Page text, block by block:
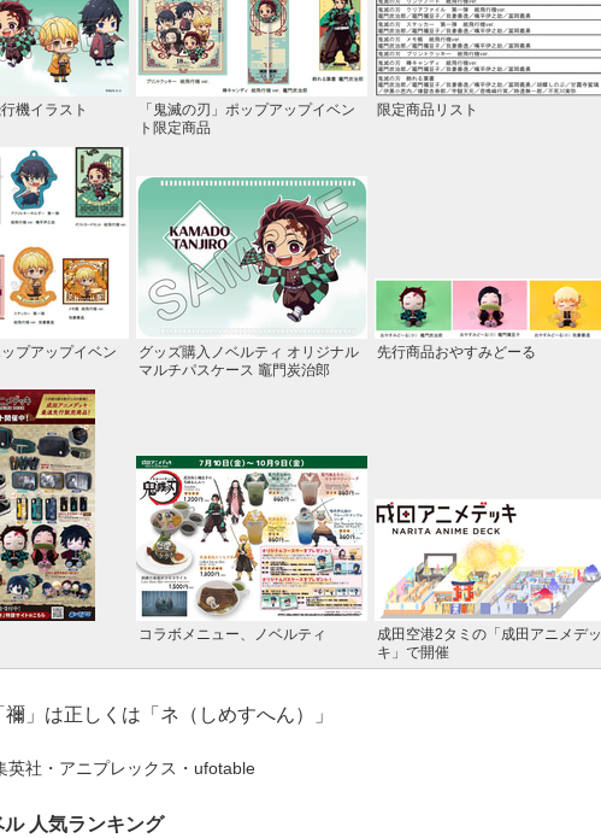
機イラスト
「鬼滅の刃」ポップアップイベン
ト限定商品
限定商品リスト
ップアップイベン
グッズ購入ノベルティ オリジナル
マルチパスケース 竈門炭治郎
先行商品おやすみどーる
コラボメニュー、ノベルティ
成田空港2タミの「成田アニメデッ
キ」で開催
」は正しくは「ネ（しめすへん）」
英社・アニプレックス・ufotable
人気ランキング